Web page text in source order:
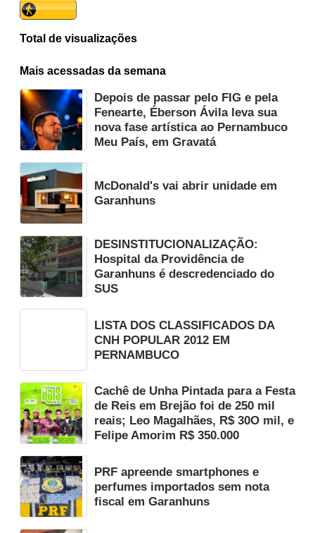
Total de visualizações
Mais acessadas da semana
Depois de passar pelo FIG e pela
Fenearte, Éberson Ávila leva sua
nova fase artística ao Pernambuco
Meu País, em Gravatá
McDonald's vai abrir unidade em
Garanhuns
DESINSTITUCIONALIZAÇÃO:
Hospital da Providência de
Garanhuns é descredenciado do
SUS
LISTA DOS CLASSIFICADOS DA
CNH POPULAR 2012 EM
PERNAMBUCO
Cachê de Unha Pintada para a Festa
de Reis em Brejão foi de 250 mil
reais; Leo Magalhães, R$ 30O mil, e
Felipe Amorim R$ 350.000
PRF apreende smartphones e
perfumes importados sem nota
fiscal em Garanhuns